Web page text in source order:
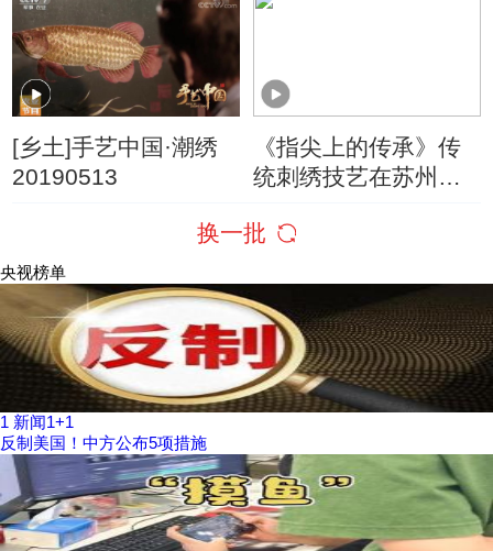
[乡土]手艺中国·潮绣
20190513
《指尖上的传承》传
统刺绣技艺在苏州的
换一批
央视榜单
1 新闻1+1
反制美国！中方公布5项措施